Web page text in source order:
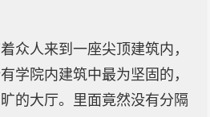
众人来到一座尖顶建筑内，
学院内建筑中最为坚固的，
的大厅。里面竟然没有分隔